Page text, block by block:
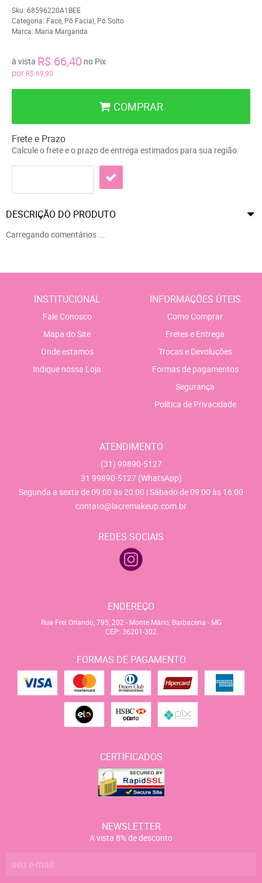
Sku: 68596220A1BEE
Categoria: Face Pó Facial Pó Solto
Marca: Maria Margarida
por R$ 69,90
à vista R$ 66,40 no Pix
COMPRAR
Frete e Prazo
Calcule o frete e o prazo de entrega estimados para sua região:
DESCRIÇÃO DO PRODUTO
Carregando comentários ...
INSTITUCIONAL
Fale Conosco
Mapa do Site
Onde estamos
Indique nossa Loja
INFORMAÇÕES ÚTEIS
Como Comprar
Fretes e Entrega
Trocas e Devoluções
Formas de pagamentos
Segurança
Política de Privacidade
ATENDIMENTO
(31) 99890-5127
31 99890-5127 (WhatsApp)
Segunda a sexta de 09:00 às 20:00 | Sábado de 09:00 às 16:00
contato@lacremakeup.com.br
REDES SOCIAIS
ENDEREÇO
Rua Frei Orlando, 795, 202 - Monte Mário, Barbacena - MG
CEP: 36201-302
FORMAS DE PAGAMENTO
CERTIFICADOS
NEWSLETTER
A vista 8% de desconto